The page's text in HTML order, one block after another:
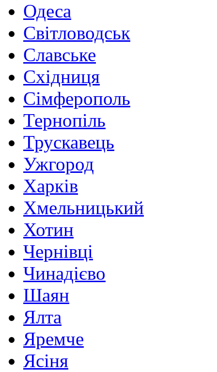
Одеса
Світловодськ
Славське
Східниця
Сімферополь
Тернопіль
Трускавець
Ужгород
Харків
Хмельницький
Хотин
Чернівці
Чинадієво
Шаян
Ялта
Яремче
Ясіня